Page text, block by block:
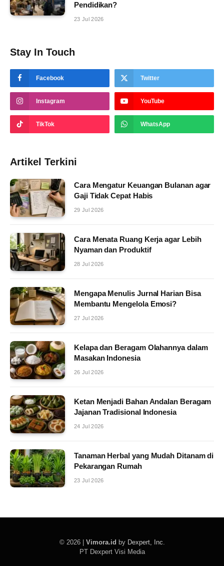
Pendidikan?
23 Jul 2026
Stay In Touch
Facebook Twitter
Instagram YouTube
TikTok WhatsApp
Artikel Terkini
Cara Mengatur Keuangan Bulanan agar
Gaji Tidak Cepat Habis
29 Jul 2026
Cara Menata Ruang Kerja agar Lebih
Nyaman dan Produktif
28 Jul 2026
Mengapa Menulis Jurnal Harian Bisa
Membantu Mengelola Emosi?
27 Jul 2026
Kelapa dan Beragam Olahannya dalam
Masakan Indonesia
26 Jul 2026
Ketan Menjadi Bahan Andalan Beragam
Jajanan Tradisional Indonesia
24 Jul 2026
Tanaman Herbal yang Mudah Ditanam di
Pekarangan Rumah
23 Jul 2026
© 2026 | Vimora.id by Dexpert, Inc.
PT Dexpert Visi Media